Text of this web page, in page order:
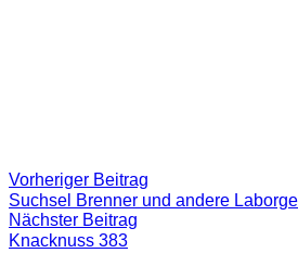
Beitragsnavigation
Vorheriger Beitrag
Beitrag:
Suchsel Brenner und andere
Nächster Beitrag
Knacknuss 383